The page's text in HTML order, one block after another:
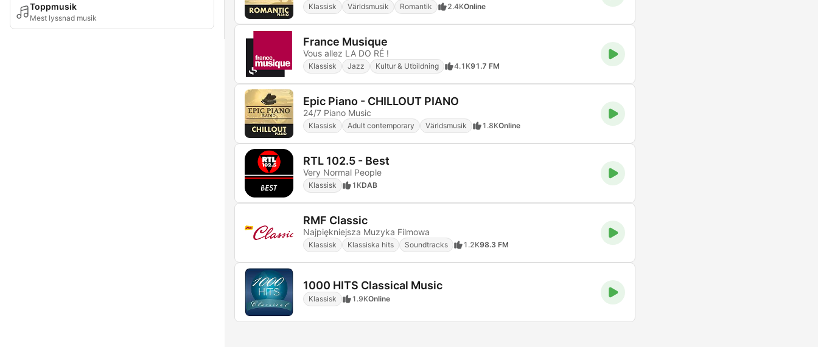
Toppmusik
Mest lyssnad musik
Klassisk Världsmusik Romantik 2.4KOnline
France Musique
Vous allez LA DO RÉ !
Klassisk Jazz Kultur & Utbildning 4.1K91.7 FM
Epic Piano - CHILLOUT PIANO
24/7 Piano Music
Klassisk Adult contemporary Världsmusik 1.8KOnline
RTL 102.5 - Best
Very Normal People
Klassisk 1KDAB
RMF Classic
Najpiękniejsza Muzyka Filmowa
Klassisk Klassiska hits Soundtracks 1.2K98.3 FM
1000 HITS Classical Music
Klassisk 1.9KOnline